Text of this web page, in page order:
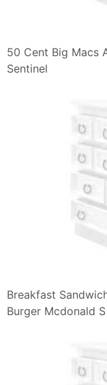
50 Cent Big Macs
Sentinel
Breakfast
Burger Mcdonald S